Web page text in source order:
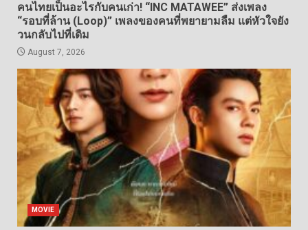
คนไทยเป็นอะไรกับคนเก่า! “INC MATAWEE” ส่งเพลง
“รอบที่ล้าน (Loop)” เพลงของคนที่พยายามลืม แต่หัวใจยัง
วนกลับไปที่เดิม
August 7, 2026
MOVIE